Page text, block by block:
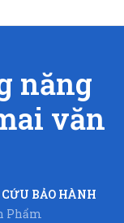
năng
văn
BẢO HÀNH
Phẩm